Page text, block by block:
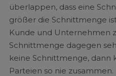
überlappen, dass eine
größer die Schnittmenge
Kunde und Unternehmen
Schnittmenge dagegen
keine Schnittmenge, dann
Parteien so nie zusammen.